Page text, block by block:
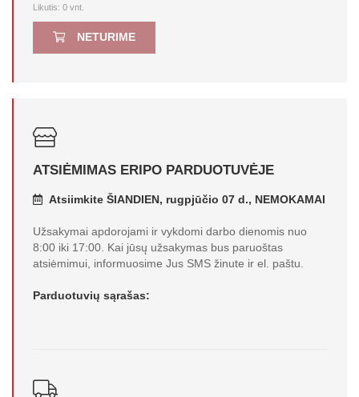
Likutis: 0 vnt.
NETURIME
ATSIĖMIMAS ERIPO PARDUOTUVĖJE
Atsiimkite ŠIANDIEN, rugpjūčio 07 d., NEMOKAMAI
Užsakymai apdorojami ir vykdomi darbo dienomis nuo
8:00 iki 17:00. Kai jūsų užsakymas bus paruoštas
atsiėmimui, informuosime Jus SMS žinute ir el. paštu.
Parduotuvių sąrašas: